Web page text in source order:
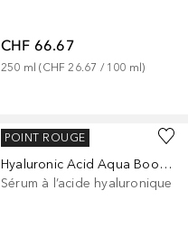
CHF 66.67
250 ml (CHF 26.67 / 100 ml)
111SKIN
Hyaluronic Acid Aqua Booster
Sérum à l’acide hyaluronique
POINT ROUGE